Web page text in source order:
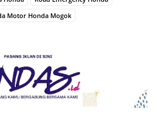
Motor Honda Mogok